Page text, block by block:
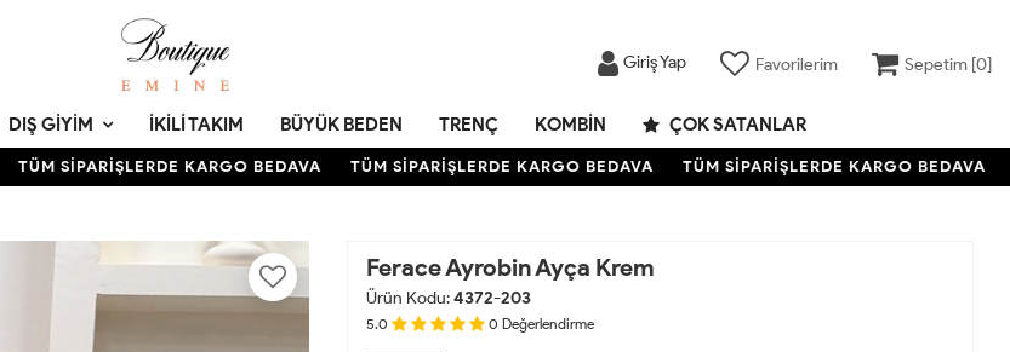
Giriş Yap Favorilerim Sepetim [0]
DIŞ GIYIM İKILI TAKIM BÜYÜK BEDEN TRENÇ KOMBIN ÇOK SATANLAR
TÜM SİPARİŞLERDE KARGO BEDAVA TÜM SİPARİŞLERDE KARGO BEDAVA TÜM SİPARİŞLERDE KARGO BEDAVA
Ferace Ayrobin Ayça Krem
Ürün Kodu:4372-203
5.0 0 Değerlendirme